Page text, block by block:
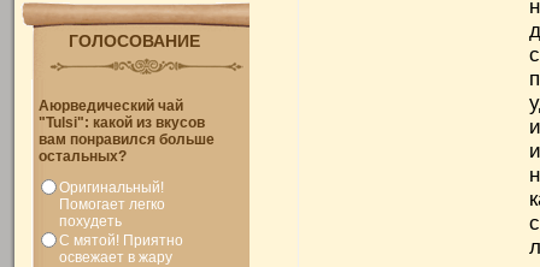
ГОЛОСОВАНИЕ
Аюрведический чай
"Tulsi": какой из вкусов
вам понравился больше
остальных?
Оригинальный!
Помогает легко
похудеть
С мятой! Приятно
освежает в жару